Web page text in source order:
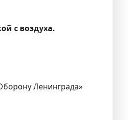
с воздуха.
Ленинграда»